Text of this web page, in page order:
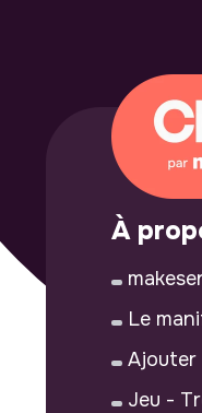
À
Le
Ajouter
Jeu -